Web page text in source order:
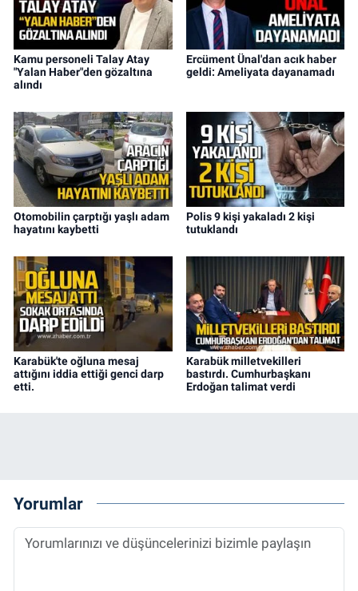
Kamu personeli Talay Atay
"Yalan Haber"den gözaltına
alındı
Ercüment Ünal'dan acık haber
geldi: Ameliyata dayanamadı
Otomobilin çarptığı yaşlı adam
hayatını kaybetti
Polis 9 kişi yakaladı 2 kişi
tutuklandı
Karabük'te oğluna mesaj
attığını iddia ettiği genci darp
etti.
Karabük milletvekilleri
bastırdı. Cumhurbaşkanı
Erdoğan talimat verdi
Yorumlar